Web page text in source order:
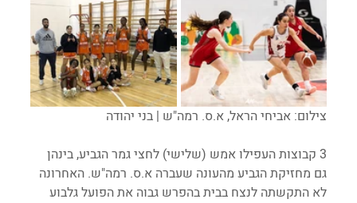
צילום: אביחי הראל, א.ס. רמה"ש | בני יהודה
3 קבוצות העפילו אמש (שלישי) לחצי גמר הגביע, בינהן
גם מחזיקת הגביע מהעונה שעברה א.ס. רמה"ש. האחרונה
לא התקשתה לנצח בבית בהפרש גבוה את הפועל גלבוע